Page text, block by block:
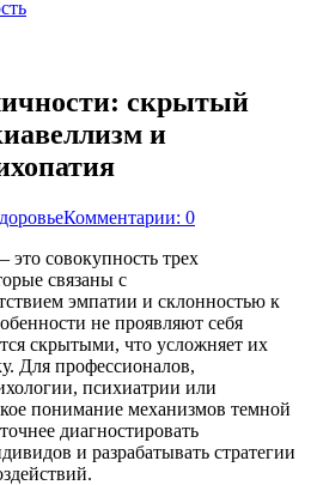
скрытый
и
Комментарии: 0
совокупность трех
связаны с
эмпатии и склонностью к
не проявляют себя
скрытыми, что усложняет их
Для профессионалов,
психиатрии или
понимание механизмов темной
диагностировать
и разрабатывать стратегии